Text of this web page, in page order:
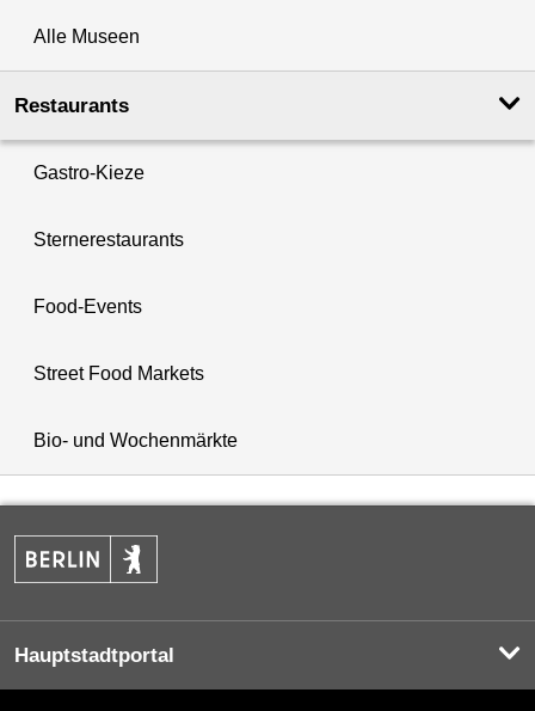
Alle Museen
Restaurants
Gastro-Kieze
Sternerestaurants
Food-Events
Street Food Markets
Bio- und Wochenmärkte
Hauptstadtportal